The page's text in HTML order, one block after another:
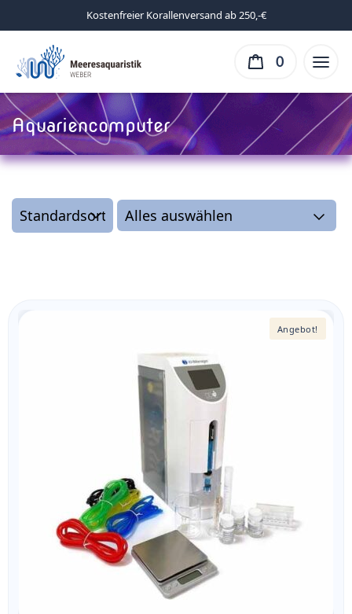
Kostenfreier Korallenversand ab 250,-€
0
Aquariencomputer
Angebot!